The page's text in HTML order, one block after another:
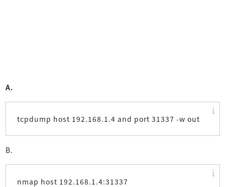
A.
tcpdump host 192.168.1.4 and port 31337 -w out
B.
nmap host 192.168.1.4:31337